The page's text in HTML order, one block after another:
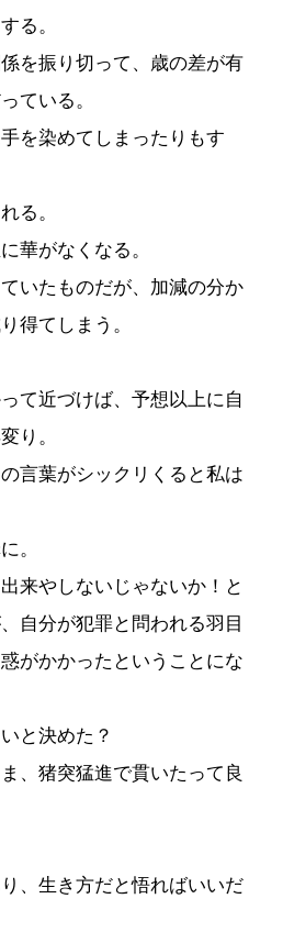
る。
を振り切って、歳の差が有
ている。
を染めてしまったりもす
る。
華がなくなる。
いたものだが、加減の分か
得てしまう。
て近づけば、予想以上に自
り。
言葉がシックリくると私は
。
来やしないじゃないか！と
自分が犯罪と問われる羽目
がかかったということにな
と決めた？
、猪突猛進で貫いたって良
、生き方だと悟ればいいだ